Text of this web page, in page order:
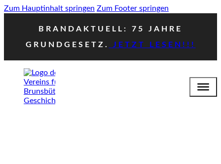
Zum Hauptinhalt springen Zum Footer springen
BRANDAKTUELL: 75 JAHRE
GRUNDGESETZ.
JETZT LESEN!!!